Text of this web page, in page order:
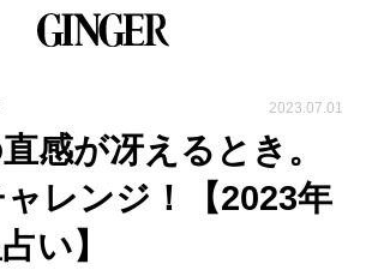
2023.07.01
感が冴えるとき。
レンジ！【2023年
い】